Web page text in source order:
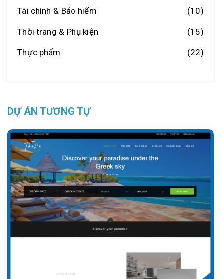
Tài chính & Bảo hiểm (10)
Thời trang & Phụ kiện (15)
Thực phẩm (22)
DỰ ÁN TƯƠNG TỰ